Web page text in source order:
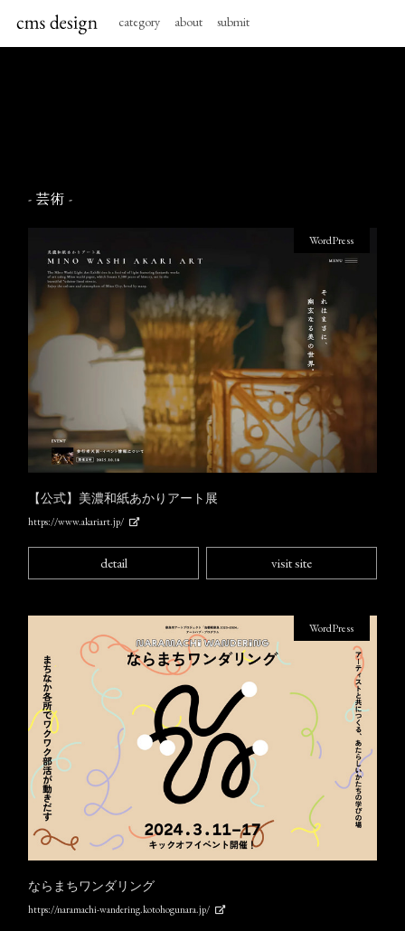
category about submit
- 芸術 -
【公式】美濃和紙あかりアート展
https://www.akariart.jp/
WordPress
detail visit site
ならまちワンダリング
https://naramachi-wandering.kotohogunara.jp/
WordPress